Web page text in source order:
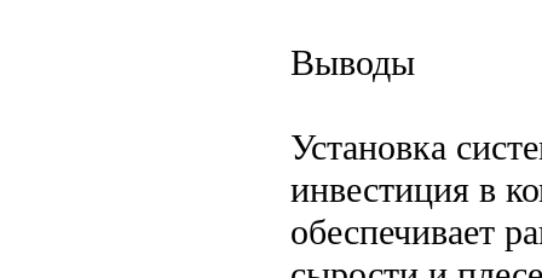
Выводы
Установка
инвестиция в
обеспечивает